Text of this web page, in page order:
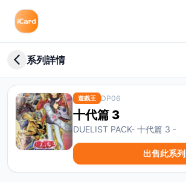
arrow_back_ios_new 系列詳情
遊戲王 DP06
十代篇 3
DUELIST PACK- 十代篇 3 -
出售此系列